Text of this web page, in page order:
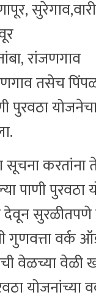
रांजणगाव
तसेच
पुरवठा
सूचना करतांना
पाणी पुरवठा
देवून
गुणवत्ता वर्क
वेळच्या वेळी
योजनांच्या